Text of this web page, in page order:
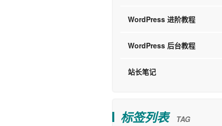
WordPress 进阶教程
WordPress 后台教程
站长笔记
标签列表 TAG